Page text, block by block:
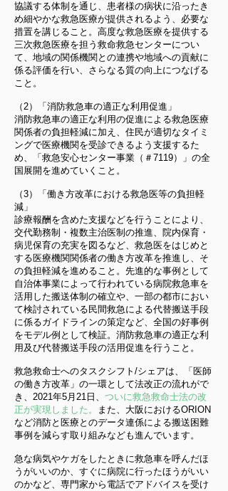
協議する体制を通じ、患者様の病状に沿ったき
め細やかな救急医療が提供されるよう、必要な
措置を講じること。高度な救急医療を提供する
三次救急医療を担う救命救急センターについ
て、地域の関係機関との連携や地域への貢献に
係る評価を行い、さらなる質の向上につなげる
こと。
（2）「消防救急車の適正な利用促進」
消防救急車の適正な利用の促進による救急医療
関係者の負担軽減に加え、住民が適切なタイミ
ングで医療機関を受診できるよう支援するた
め、「救急安心センター事業（＃7119）」の全
国展開を進めていくこと。
（3）「働き方改革における救急医等の負担軽
減」
診療報酬を含めた支援などを行うことにより、
交代勤務制・複数主治医制の推進、院内保育・
病児保育の充実を図るなど、救急医をはじめと
する医療機関関係者の働き方改革を推進し、そ
の負担軽減を進めること。先進的な事例として
自治体事業によって行われている病院救急車を
活用した搬送体制の確立や、一部の都市におい
て検討されている民間救急による代替搬送手段
に係るガイドラインの策定など、全国の好事例
をモデル例として検証。消防救急車の適正な利
用及び代替搬送手段の活用促進を行うこと。
救急救命士へのタスクシフト/シェアは、「医師
の働き方改革」の一環として法改正の流れがで
き、2021年5月21日、 ついに救急救命士法の改
正が実現しました。
また、大阪におけるORION
など消防と医療とのデータ連係による搬送困難
事例を減らす取り組みなども進んでいます。
急な病気やケガをしたときに救急車を呼んだほ
うがいいのか、すぐに病院に行ったほうがいい
のかなど、専門家から電話でアドバイスを受け